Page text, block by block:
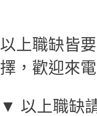
以上職缺皆
擇，歡迎來
▼ 以上職缺